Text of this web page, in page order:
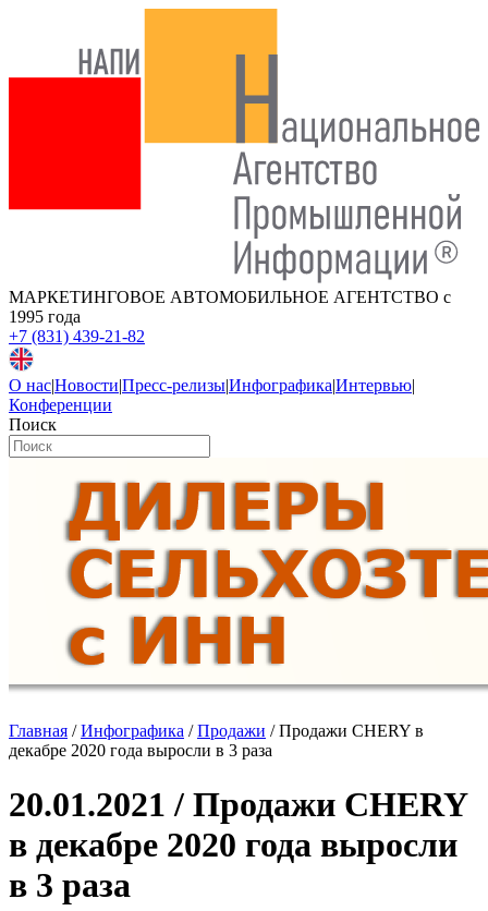
МАРКЕТИНГОВОЕ АВТОМОБИЛЬНОЕ АГЕНТСТВО с
1995 года
+7 (831) 439-21-82
О нас|Новости|Пресс-релизы|Инфографика|Интервью|
Конференции
Поиск
Главная /Инфографика /Продажи /Продажи CHERY в
декабре 2020 года выросли в 3 раза
20.01.2021 / Продажи CHERY
в декабре 2020 года выросли
в 3 раза